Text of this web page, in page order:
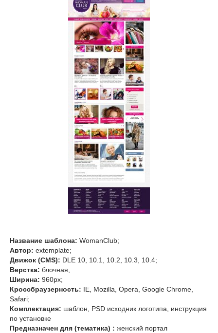
Название шаблона: WomanClub;
Автор: extemplate;
Движок (CMS): DLE 10, 10.1, 10.2, 10.3, 10.4;
Верстка: блочная;
Ширина: 960px;
Кроссбраузерность: IE, Mozilla, Opera, Google Chrome,
Safari;
Комплектация: шаблон, PSD исходник логотипа, инструкция
по установке
Предназначен для (тематика) : женский портал